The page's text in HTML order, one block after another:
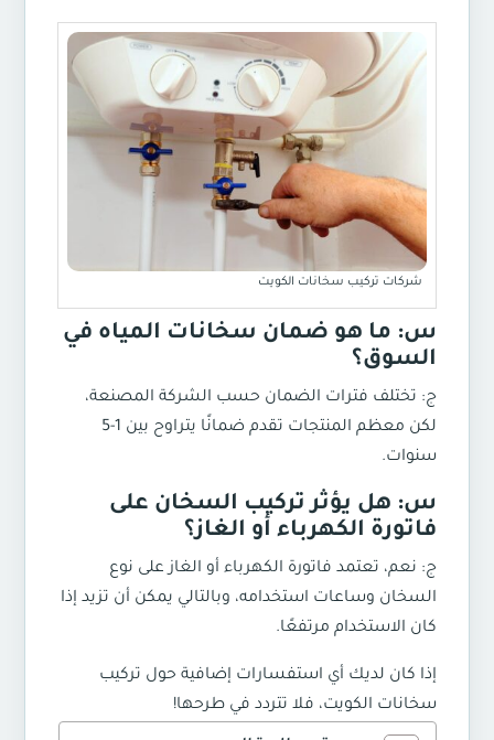
شركات تركيب سخانات الكويت
س: ما هو ضمان سخانات المياه في
السوق؟
ج: تختلف فترات الضمان حسب الشركة المصنعة،
لكن معظم المنتجات تقدم ضمانًا يتراوح بين 1-5
سنوات.
س: هل يؤثر تركيب السخان على
فاتورة الكهرباء أو الغاز؟
ج: نعم، تعتمد فاتورة الكهرباء أو الغاز على نوع
السخان وساعات استخدامه، وبالتالي يمكن أن تزيد إذا
كان الاستخدام مرتفعًا.
إذا كان لديك أي استفسارات إضافية حول تركيب
سخانات الكويت، فلا تتردد في طرحها!